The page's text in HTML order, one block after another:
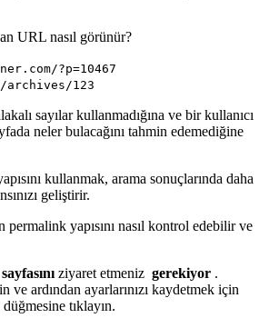
URL nasıl görünür?
?p=10467
archives/123
sayılar kullanmadığına ve bir kullanıcı
neler bulacağını tahmin edemediğine
kullanmak, arama sonuçlarında daha
geliştirir.
permalink yapısını nasıl kontrol edebilir ve
ziyaret etmeniz gerekiyor .
ve ardından ayarlarınızı kaydetmek için
tıklayın.